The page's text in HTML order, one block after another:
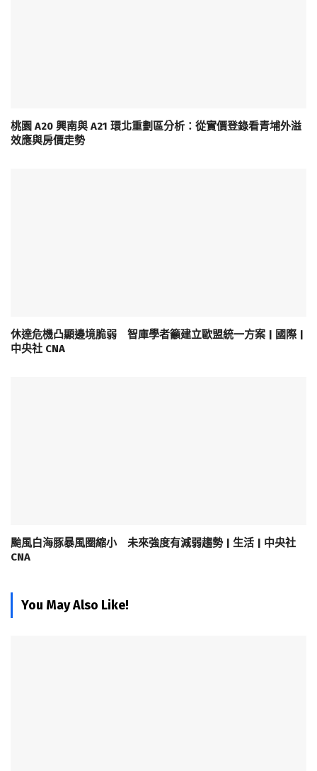
桃園 A20 興南與 A21 環北重劃區分析：從實價登錄看青埔外溢
效應與房價走勢
休達危機凸顯邊境脆弱 智庫學者籲建立歐盟統一方案 | 國際 |
中央社 CNA
颱風白海豚暴風圈縮小 未來強度有減弱趨勢 | 生活 | 中央社
CNA
You May Also Like!